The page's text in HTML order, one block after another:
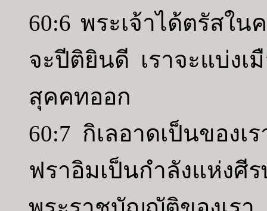
60:6 พระเจ้าได้ตรัสใน
จะปีติยินดี เราจะแบ่งเ
สุคคทออก
60:7 กิเลอาดเป็นของเ
ฟราอิมเป็นกำลังแห่งศี